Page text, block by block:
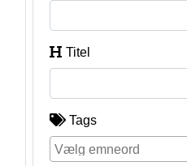
Titel
Tags